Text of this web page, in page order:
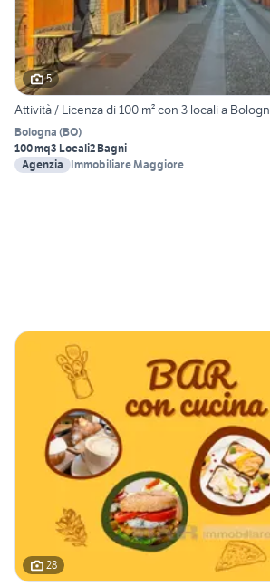
5
Attività / Licenza di 100 m² con 3 locali a Bologn
Bologna (BO)
100 mq3 Locali2 Bagni
Agenzia
Immobiliare Maggiore
28